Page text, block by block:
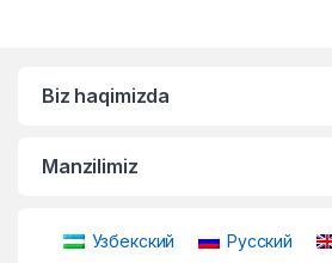
Biz haqimizda
Manzilimiz
Узбекский Русский